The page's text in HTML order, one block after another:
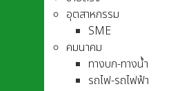
อุตสาหกรรม
SME
คมนาคม
ทางบก-ทางน้ำ
รถไฟ-รถไฟฟ้า